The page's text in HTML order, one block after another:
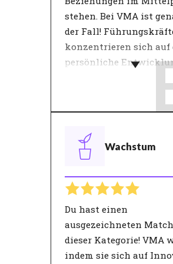
stehen. Bei VMA ist
der Fall!
konzentrieren sich auf
persönliche
Der Führungsstil hat
Arbeitszufriedenheit
Produktivität.
Teams sorgt eine gute
Führungskraft für
Engagement,
Zufriedenheit. Eine
daher in hohem Maße
Zielen der
Nur mit angemessener
Wachstum
Du hast einen
ausgezeichneten
dieser Kategorie! VMA
indem sie sich auf